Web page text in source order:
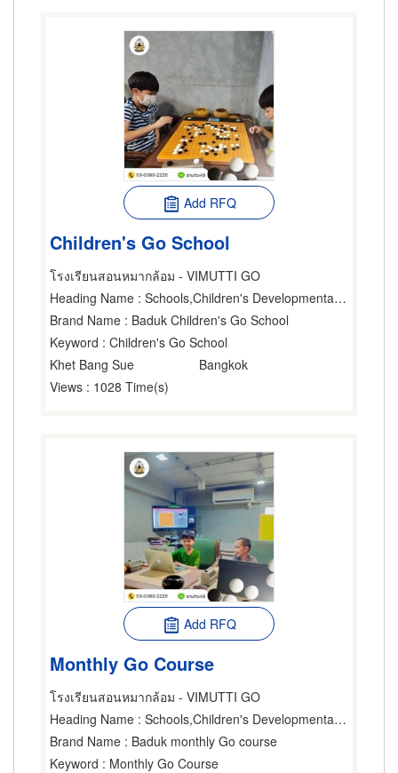
Add RFQ
Children's Go School
โรงเรียนสอนหมากล้อม - VIMUTTI GO
Heading Name : Schools,Children's Developmental Center,Athletic Organizations
Brand Name : Baduk Children's Go School
Keyword : Children's Go School
Khet Bang Sue
Bangkok
Views : 1028 Time(s)
Add RFQ
Monthly Go Course
โรงเรียนสอนหมากล้อม - VIMUTTI GO
Heading Name : Schools,Children's Developmental Center,Athletic Organizations
Brand Name : Baduk monthly Go course
Keyword : Monthly Go Course